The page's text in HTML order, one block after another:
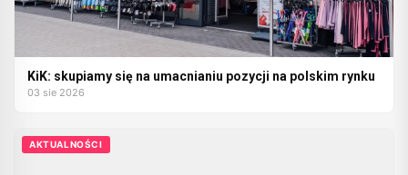
KiK: skupiamy się na umacnianiu pozycji na polskim rynku
03 sie 2026
AKTUALNOŚCI